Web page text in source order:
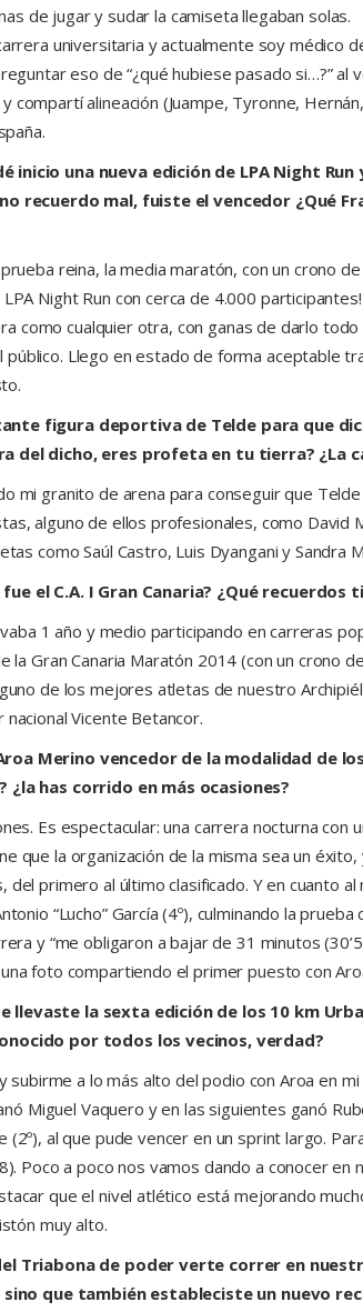
de jugar y sudar la camiseta llegaban solas.
universitaria y actualmente soy médico
eso de “¿qué hubiese pasado si…?” al
compartí alineación (Juampe, Tyronne,
inicio una nueva edición de LPA Night
recuerdo mal, fuiste el vencedor ¿Qué
reina, la media maratón, con un crono
Night Run con cerca de 4.000 participantes!
como cualquier otra, con ganas de darlo
público. Llego en estado de forma aceptable
figura deportiva de Telde para que
del dicho, eres profeta en tu tierra? ¿La
mi granito de arena para conseguir que
alguno de ellos profesionales, como David
como Saúl Castro, Luis Dyangani y Sandra
el C.A. I Gran Canaria? ¿Qué recuerdos
1 año y medio participando en carreras
la Gran Canaria Maratón 2014 (con un
de los mejores atletas de nuestro
Vicente Betancor.
Merino vencedor de la modalidad de
¿la has corrido en más ocasiones?
Es espectacular: una carrera nocturna
que la organización de la misma sea un
primero al último clasificado. Y en cuanto
“Lucho” García (4º), culminando la
y “me obligaron a bajar de 31 minutos
foto compartiendo el primer puesto con
llevaste la sexta edición de los 10 km
por todos los vecinos, verdad?
a lo más alto del podio con Aroa en
Miguel Vaquero y en las siguientes ganó
(2º), al que pude vencer en un sprint largo.
Poco a poco nos vamos dando a conocer
que el nivel atlético está mejorando
muy alto.
Triabona de poder verte correr en
que también estableciste un nuevo